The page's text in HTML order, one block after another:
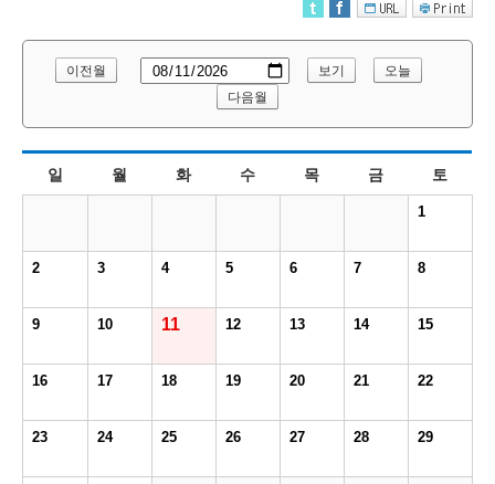
정
보
정
보
훈
련
정
도
우
미
안
내
이전월 보기
오늘
다음월
일 월 화 수 목 금 토
1
2 3 4 5 6 7 8
9 10 11 12 13 14 15
16 17 18 19 20 21 22
23 24 25 26 27 28 29
취
업
도